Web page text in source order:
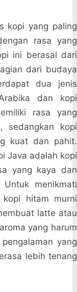
kopi yang paling
rasa yang
ini berasal dari
dari budaya
dua jenis
dan kopi
rasa yang
sedangkan kopi
kuat dan pahit.
Java adalah kopi
yang kaya dan
menikmati
hitam murni
latte atau
yang harum
yang
lebih tenang